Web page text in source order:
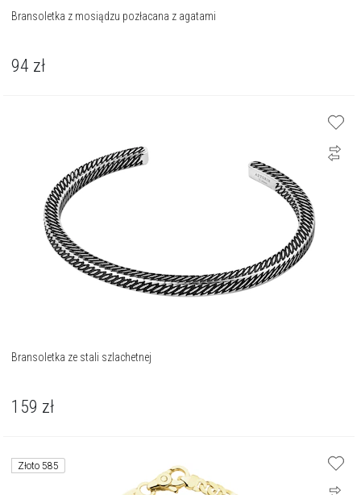
Bransoletka z mosiądzu pozłacana z agatami
94 zł
Bransoletka ze stali szlachetnej
159 zł
Złoto 585